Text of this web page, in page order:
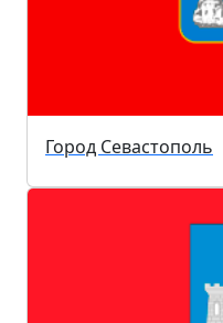
Город Севастополь